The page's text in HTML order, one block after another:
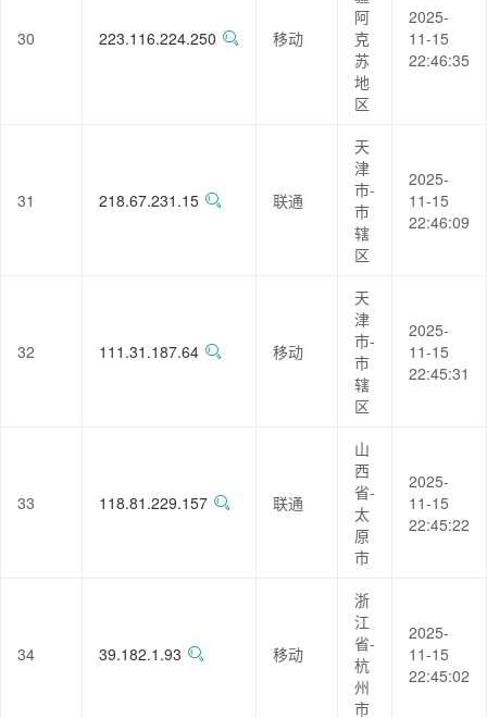
30 223.116.224.250 移动
阿
克
苏
地
区
2025-
11-15
22:46:35
31 218.67.231.15 联通
天
津
市-
市
辖
区
2025-
11-15
22:46:09
32 111.31.187.64 移动
天
津
市-
市
辖
区
2025-
11-15
22:45:31
33 118.81.229.157 联通
山
西
省-
太
原
市
2025-
11-15
22:45:22
34 39.182.1.93 移动
浙
江
省-
杭
州
市
2025-
11-15
22:45:02